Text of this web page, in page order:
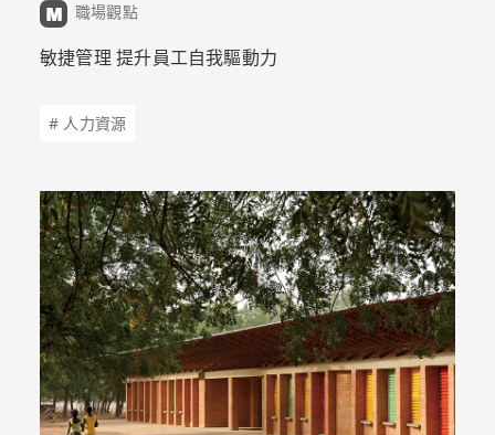
職場觀點
敏捷管理 提升員工自我驅動力
# 人力資源